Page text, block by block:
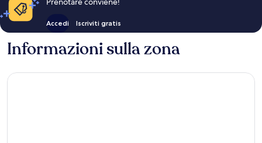
Accedi Iscriviti gratis
Informazioni sulla zona